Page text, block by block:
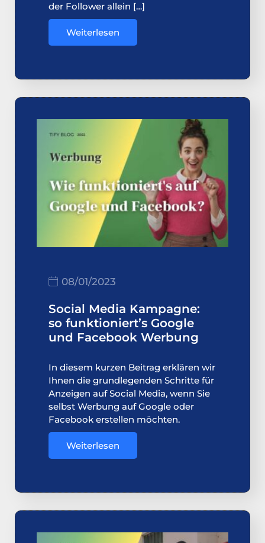
der Follower allein […]
Weiterlesen
08/01/2023
Social Media Kampagne:
so funktioniert’s Google
und Facebook Werbung
In diesem kurzen Beitrag erklären wir
Ihnen die grundlegenden Schritte für
Anzeigen auf Social Media, wenn Sie
selbst Werbung auf Google oder
Facebook erstellen möchten.
Weiterlesen